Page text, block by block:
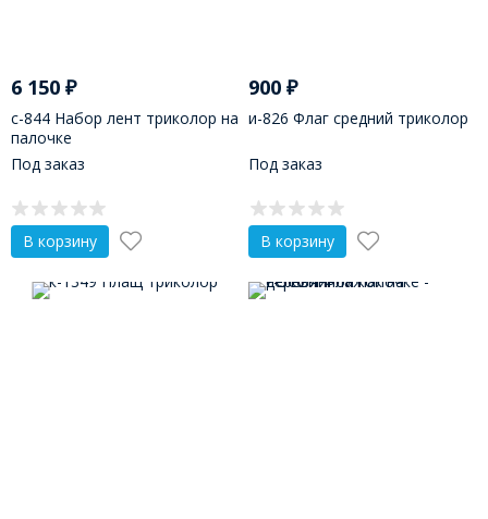
6 150 ₽
с-844 Набор лент триколор на
палочке
Под заказ
В корзину
900₽
и-826 Флаг средний триколор
Под заказ
В корзину